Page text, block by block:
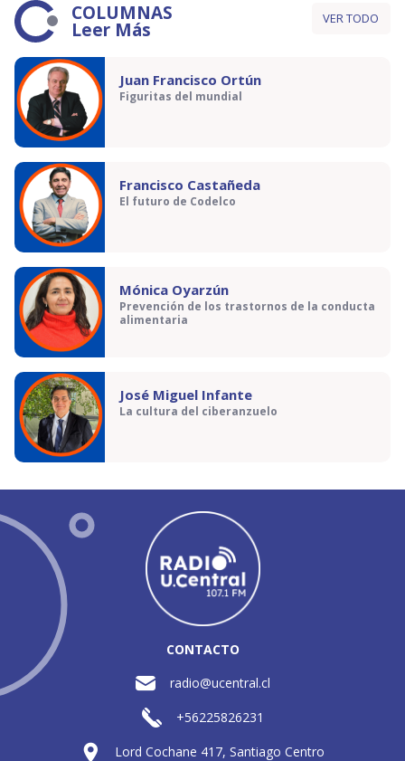
COLUMNAS
Leer Más VER TODO
Juan Francisco Ortún
Figuritas del mundial
Francisco Castañeda
El futuro de Codelco
Mónica Oyarzún
Prevención de los trastornos de la conducta
alimentaria
José Miguel Infante
La cultura del ciberanzuelo
CONTACTO
radio@ucentral.cl
+56225826231
Lord Cochane 417, Santiago Centro